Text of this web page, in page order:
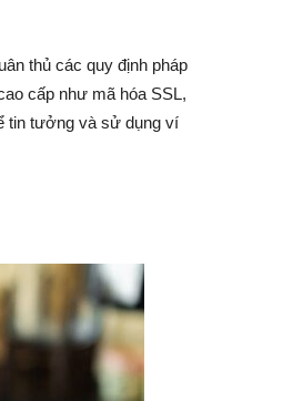
thủ các quy định pháp
cấp như mã hóa SSL,
tin tưởng và sử dụng ví